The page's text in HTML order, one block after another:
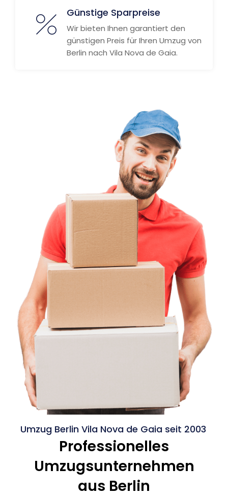
Günstige Sparpreise
Wir bieten Ihnen garantiert den
günstigen Preis für Ihren Umzug von
Berlin nach Vila Nova de Gaia.
Umzug Berlin Vila Nova de Gaia seit 2003
Professionelles
Umzugsunternehmen
aus Berlin